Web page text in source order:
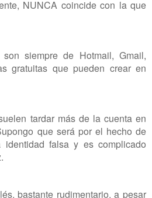
NUNCA coincide con la que
siempre de Hotmail, Gmail,
gratuitas que pueden crear en
tardar más de la cuenta en
que será por el hecho de
falsa y es complicado
bastante rudimentario, a pesar